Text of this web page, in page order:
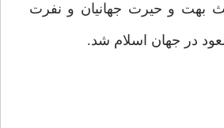
بهت و حیرت جهانیان و نفرت
در جهان اسلام شد.